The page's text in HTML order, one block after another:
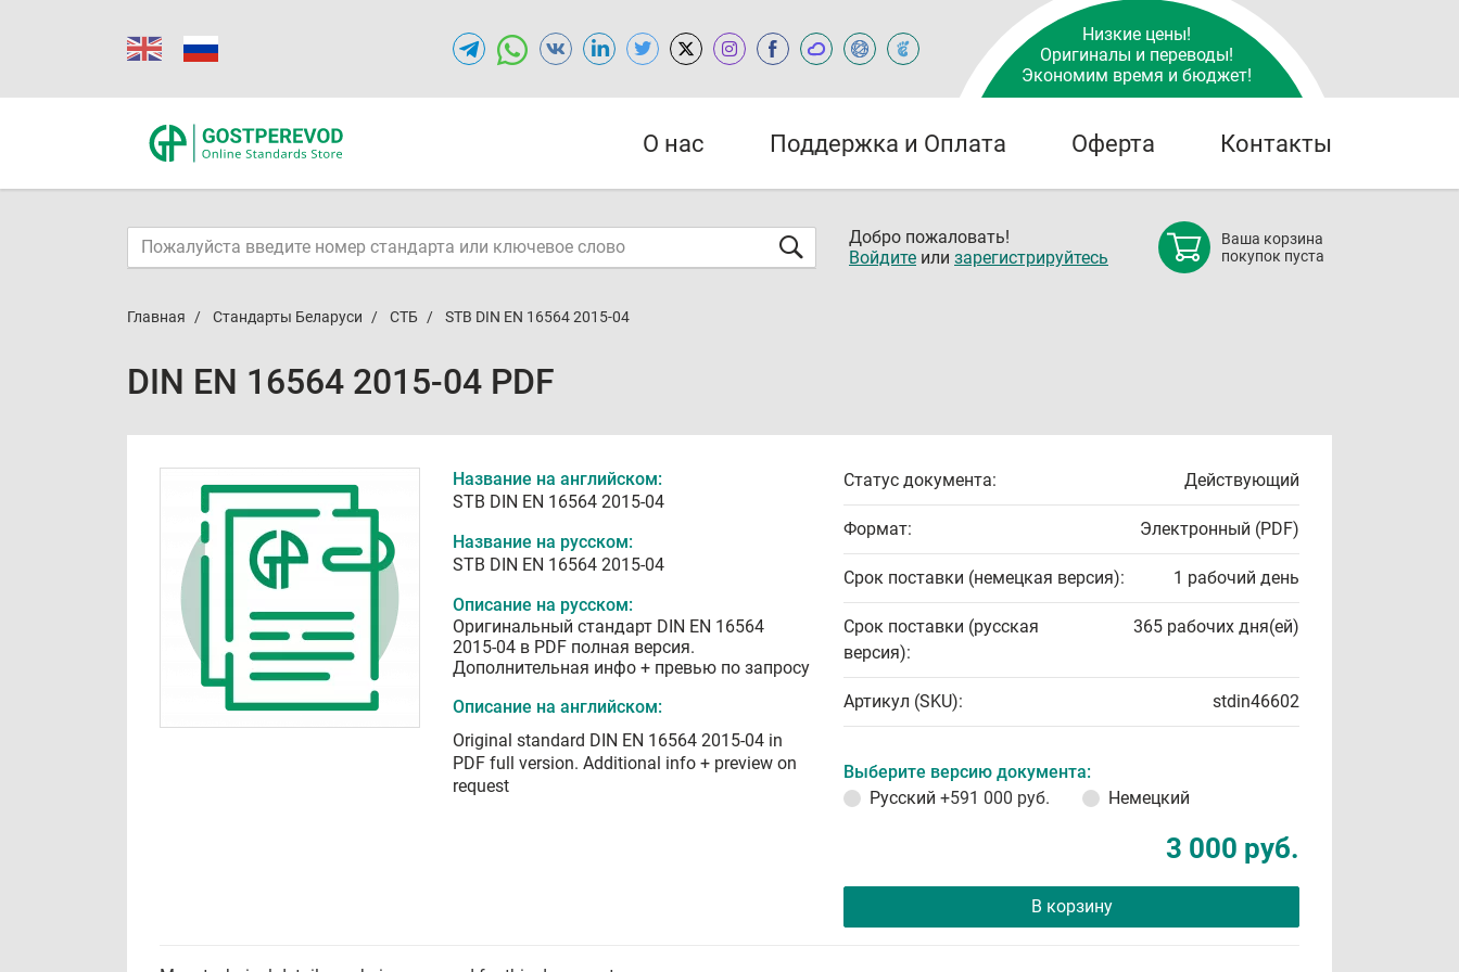
Низкие цены!
Оригиналы и переводы!
Экономим время и бюджет!
О нас Поддержка и Оплата Оферта Контакты
Добро пожаловать!
Войдите или зарегистрируйтесь
Ваша корзина
покупок пуста
Главная Стандарты Беларуси СТБ STB DIN EN 16564 2015-04
DIN EN 16564 2015-04 PDF
Название на английском:
STB DIN EN 16564 2015-04
Название на русском:
STB DIN EN 16564 2015-04
Описание на русском:
Оригинальный стандарт DIN EN 16564
2015-04 в PDF полная версия.
Дополнительная инфо + превью по запросу
Описание на английском:
Original standard DIN EN 16564 2015-04 in
PDF full version. Additional info + preview on
request
Статус документа: Действующий
Формат: Электронный (PDF)
Срок поставки (немецкая версия): 1 рабочий день
Срок поставки (русская
версия):
365 рабочих дня(ей)
Артикул (SKU): stdin46602
Выберите версию документа:
Русский +591 000 руб. Немецкий
3 000 руб.
В корзину